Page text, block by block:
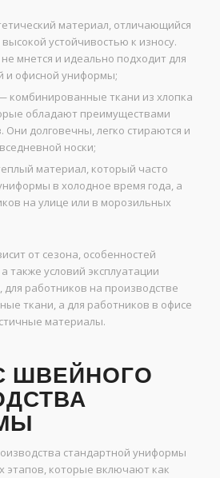
материал, отличающийся
устойчивостью к износу.
мнется и идеально подходит для
и офисной униформы;
комбинированные ткани из хлопка
обладают преимуществами
Они долговечны, легко стираются и
носки;
материал, который часто
в холодное время года, а
на улице или в морозильных
от сезона, особенностей
также условий эксплуатации
работников на производстве
ткани, а для работников в офисе
материалы.
ШВЕЙНОГО
стандартной униформы
этапов, которые включают как